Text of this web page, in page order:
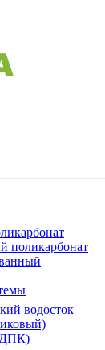
поликарбонат
водосток